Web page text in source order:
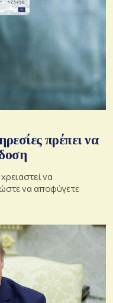
πρέπει να
να
να αποφύγετε